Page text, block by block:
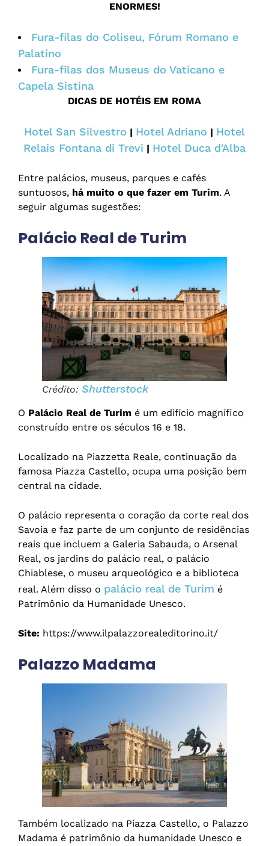
ENORMES!
Fura-filas do Coliseu, Fórum Romano e
Palatino
Fura-filas dos Museus do Vaticano e
Capela Sistina
DICAS DE HOTÉIS EM ROMA
Hotel San Silvestro | Hotel Adriano | Hotel
Relais Fontana di Trevi | Hotel Duca d'Alba
Entre palácios, museus, parques e cafés
suntuosos, há muito o que fazer em Turim. A
seguir algumas sugestões:
Palácio Real de Turim
Crédito: Shutterstock
O Palácio Real de Turim é um edifício magnífico
construído entre os séculos 16 e 18.
Localizado na Piazzetta Reale, continuação da
famosa Piazza Castello, ocupa uma posição bem
central na cidade.
O palácio representa o coração da corte real dos
Savoia e faz parte de um conjunto de residências
reais que incluem a Galeria Sabauda, o Arsenal
Real, os jardins do palácio real, o palácio
Chiablese, o museu arqueológico e a biblioteca
real. Além disso o palácio real de Turim é
Patrimônio da Humanidade Unesco.
Site: https://www.ilpalazzorealeditorino.it/
Palazzo Madama
Também localizado na Piazza Castello, o Palazzo
Madama é patrimônio da humanidade Unesco e